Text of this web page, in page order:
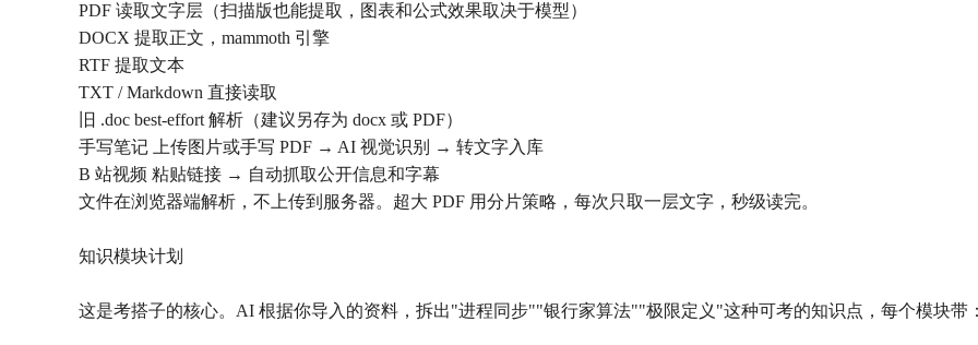
PDF 读取文字层（扫描版也能提取，图表和公式效果取决于模型）
DOCX 提取正文，mammoth 引擎
RTF 提取文本
TXT / Markdown 直接读取
旧 .doc best-effort 解析（建议另存为 docx 或 PDF）
手写笔记 上传图片或手写 PDF → AI 视觉识别 → 转文字入库
B 站视频 粘贴链接 → 自动抓取公开信息和字幕
文件在浏览器端解析，不上传到服务器。超大 PDF 用分片策略，每次只取一层文字，秒级读完。
知识模块计划
这是考搭子的核心。AI 根据你导入的资料，拆出"进程同步""银行家算法""极限定义"这种可考的知识点，每个模块带：